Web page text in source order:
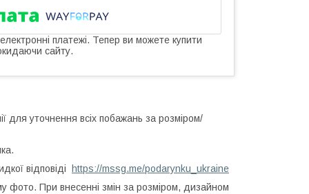
платежі. Тепер ви можете купити
сайту.
уточнення всіх побажань за розміром/
відповіді
https://mssg.me/podarynku_ukraine
фото. При внесенні змін за розміром, дизайном